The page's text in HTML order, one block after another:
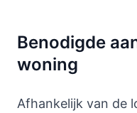
Benodigde
woning
Afhankelijk van de